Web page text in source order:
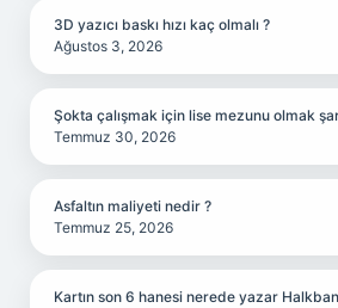
3D yazıcı baskı hızı kaç olmalı ?
Ağustos 3, 2026
Şokta çalışmak için lise mezunu olmak
Temmuz 30, 2026
Asfaltın maliyeti nedir ?
Temmuz 25, 2026
Kartın son 6 hanesi nerede yazar